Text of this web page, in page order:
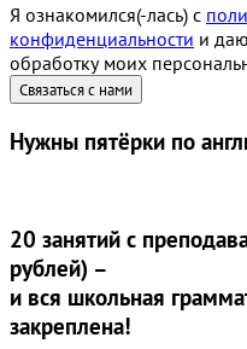
Я ознакомился(-лась) с
конфиденциальности и
обработку моих
Нужны пятёрки по
20 занятий с
рублей) –
и вся школьная
закреплена!